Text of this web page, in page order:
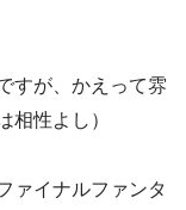
すが、かえって雰
相性よし）
ァイナルファンタ